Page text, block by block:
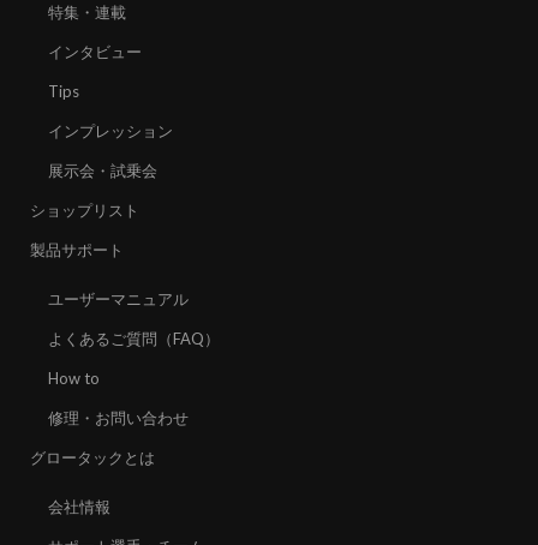
特集・連載
インタビュー
Tips
インプレッション
展示会・試乗会
ショップリスト
製品サポート
ユーザーマニュアル
よくあるご質問（FAQ）
How to
修理・お問い合わせ
グロータックとは
会社情報